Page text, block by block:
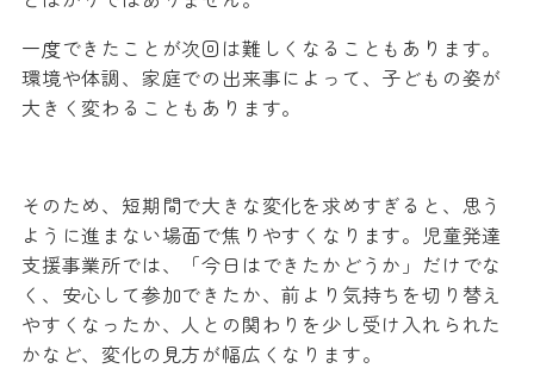
一度できたことが次回は難しくなることもあります。
環境や体調、家庭での出来事によって、子どもの姿が
大きく変わることもあります。
そのため、短期間で大きな変化を求めすぎると、思う
ように進まない場面で焦りやすくなります。児童発達
支援事業所では、「今日はできたかどうか」だけでな
く、安心して参加できたか、前より気持ちを切り替え
やすくなったか、人との関わりを少し受け入れられた
かなど、変化の見方が幅広くなります。